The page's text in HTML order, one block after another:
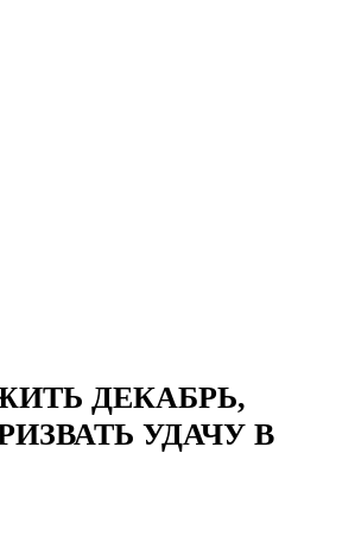
ДЕКАБРЬ,
УДАЧУ В